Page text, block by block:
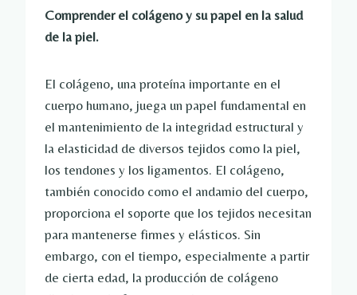
Comprender el colágeno y su papel en la salud
de la piel.
El colágeno, una proteína importante en el
cuerpo humano, juega un papel fundamental en
el mantenimiento de la integridad estructural y
la elasticidad de diversos tejidos como la piel,
los tendones y los ligamentos. El colágeno,
también conocido como el andamio del cuerpo,
proporciona el soporte que los tejidos necesitan
para mantenerse firmes y elásticos. Sin
embargo, con el tiempo, especialmente a partir
de cierta edad, la producción de colágeno